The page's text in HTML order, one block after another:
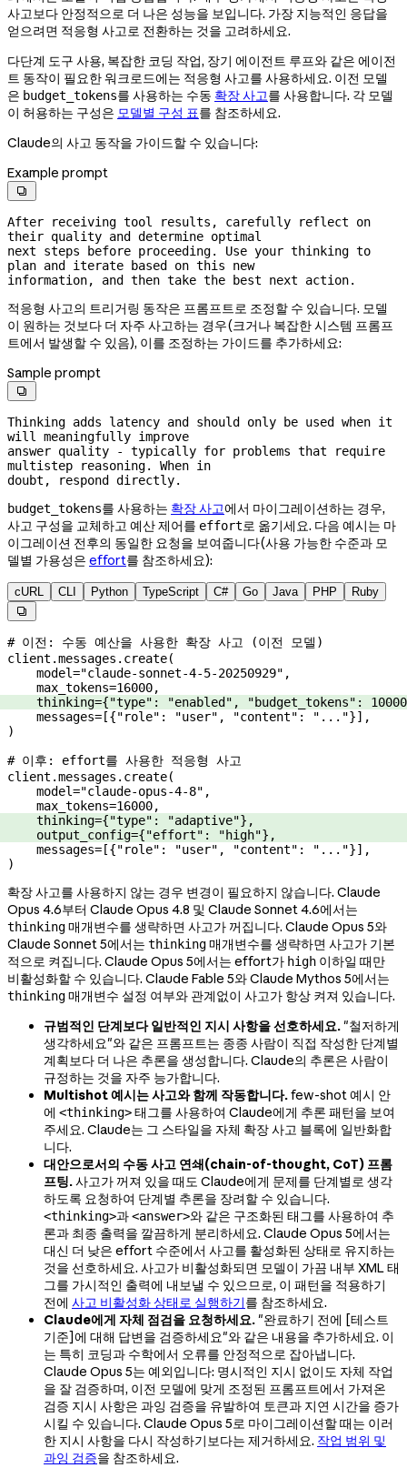
사고보다 안정적으로 더 나은 성능을 보입니다. 가장 지능적인 응답을
얻으려면 적응형 사고로 전환하는 것을 고려하세요.
다단계 도구 사용, 복잡한 코딩 작업, 장기 에이전트 루프와 같은 에이전
트 동작이 필요한 워크로드에는 적응형 사고를 사용하세요. 이전 모델
은 budget_tokens를 사용하는 수동 확장 사고를 사용합니다. 각 모델
이 허용하는 구성은 모델별 구성 표를 참조하세요.
Claude의 사고 동작을 가이드할 수 있습니다:
Example prompt

After receiving tool results, carefully reflect on
their quality and determine optimal
next steps before proceeding. Use your thinking to
plan and iterate based on this new
information, and then take the best next action.
적응형 사고의 트리거링 동작은 프롬프트로 조정할 수 있습니다. 모델
이 원하는 것보다 더 자주 사고하는 경우(크거나 복잡한 시스템 프롬프
트에서 발생할 수 있음), 이를 조정하는 가이드를 추가하세요:
Sample prompt

Thinking adds latency and should only be used when it
will meaningfully improve
answer quality - typically for problems that require
multistep reasoning. When in
doubt, respond directly.
budget_tokens를 사용하는 확장 사고에서 마이그레이션하는 경우,
사고 구성을 교체하고 예산 제어를 effort로 옮기세요. 다음 예시는 마
이그레이션 전후의 동일한 요청을 보여줍니다(사용 가능한 수준과 모
델별 가용성은 effort를 참조하세요):
cURL CLI Python TypeScript C# Go Java PHP Ruby

# 이전: 수동 예산을 사용한 확장 사고 (이전 모델)
client.messages.create(
    model
="claude-sonnet-4-5-20250929" ,
    max_tokens
=16000,
    thinking
={"type" : "enabled" , "budget_tokens" : 10000
    messages
= [{"role" : "user" , "content" : "..."}],
)
# 이후: effort를 사용한 적응형 사고
client.messages.create(
    model
="claude-opus-4-8" ,
    max_tokens
=16000,
    thinking
={"type" : "adaptive"},
    output_config
={"effort" : "high"},
    messages
= [{"role" : "user" , "content" : "..."}],
)
확장 사고를 사용하지 않는 경우 변경이 필요하지 않습니다. Claude
Opus 4.6부터 Claude Opus 4.8 및 Claude Sonnet 4.6에서는
thinking매개변수를 생략하면 사고가 꺼집니다. Claude Opus 5와
Claude Sonnet 5에서는 thinking매개변수를 생략하면 사고가 기본
적으로 켜집니다. Claude Opus 5에서는 effort가 high 이하일 때만
비활성화할 수 있습니다. Claude Fable 5와 Claude Mythos 5에서는
thinking매개변수 설정 여부와 관계없이 사고가 항상 켜져 있습니다.
규범적인 단계보다 일반적인 지시 사항을 선호하세요."철저하게
생각하세요"와 같은 프롬프트는 종종 사람이 직접 작성한 단계별
계획보다 더 나은 추론을 생성합니다. Claude의 추론은 사람이
규정하는 것을 자주 능가합니다.
Multishot 예시는 사고와 함께 작동합니다.few-shot 예시 안
에 <thinking>태그를 사용하여 Claude에게 추론 패턴을 보여
주세요. Claude는 그 스타일을 자체 확장 사고 블록에 일반화합
니다.
대안으로서의 수동 사고 연쇄(chain-of-thought, CoT) 프롬
프팅.사고가 꺼져 있을 때도 Claude에게 문제를 단계별로 생각
하도록 요청하여 단계별 추론을 장려할 수 있습니다.
<thinking>과<answer>와 같은 구조화된 태그를 사용하여 추
론과 최종 출력을 깔끔하게 분리하세요. Claude Opus 5에서는
대신 더 낮은 effort 수준에서 사고를 활성화된 상태로 유지하는
것을 선호하세요. 사고가 비활성화되면 모델이 가끔 내부 XML 태
그를 가시적인 출력에 내보낼 수 있으므로, 이 패턴을 적용하기
전에 사고 비활성화 상태로 실행하기를 참조하세요.
Claude에게 자체 점검을 요청하세요."완료하기 전에 [테스트
기준]에 대해 답변을 검증하세요"와 같은 내용을 추가하세요. 이
는 특히 코딩과 수학에서 오류를 안정적으로 잡아냅니다.
Claude Opus 5는 예외입니다: 명시적인 지시 없이도 자체 작업
을 잘 검증하며, 이전 모델에 맞게 조정된 프롬프트에서 가져온
검증 지시 사항은 과잉 검증을 유발하여 토큰과 지연 시간을 증가
시킬 수 있습니다. Claude Opus 5로 마이그레이션할 때는 이러
한 지시 사항을 다시 작성하기보다는 제거하세요. 작업 범위 및
과잉 검증을 참조하세요.